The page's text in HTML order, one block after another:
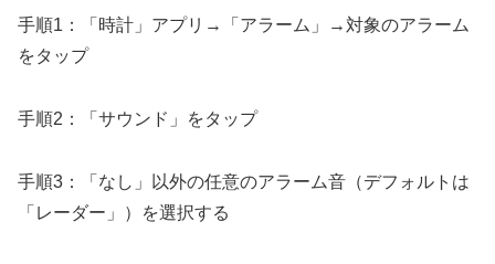
手順1：「時計」アプリ→「アラーム」→対象のアラーム
をタップ
手順2：「サウンド」をタップ
手順3：「なし」以外の任意のアラーム音（デフォルトは
「レーダー」）を選択する